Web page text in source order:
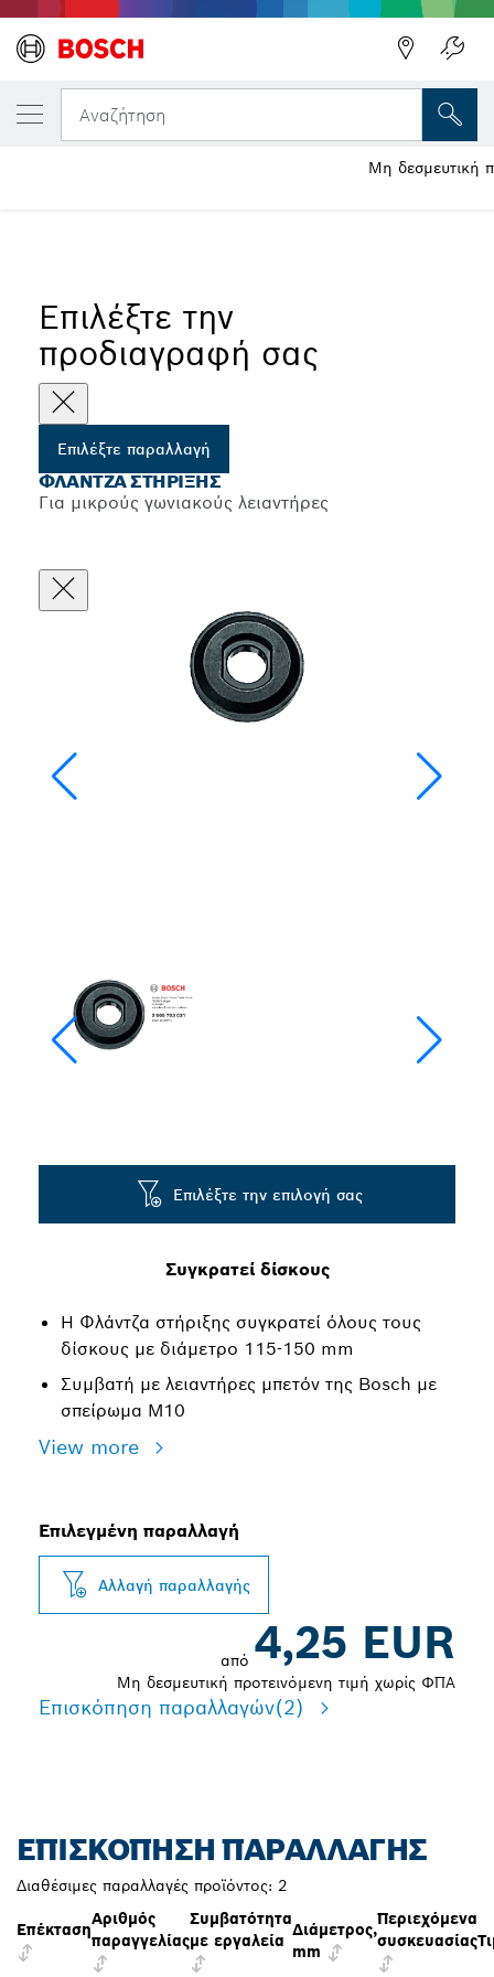
Αναζήτηση
Φλάντζες ασφάλισης για δίσκους 115-150 mm με σπείρωμα
Επιλέξτε την
προδιαγραφή σας
Επιλέξτε παραλλαγή
ΦΛΆΝΤΖΑ ΣΤΉΡΙΞΗΣ
Για μικρούς γωνιακούς λειαντήρες
Συγκρατεί δίσκους
Η Φλάντζα στήριξης συγκρατεί όλους τους
δίσκους με διάμετρο 115-150 mm
Συμβατή με λειαντήρες μπετόν της Bosch με
σπείρωμα M10
View more
Επιλέξτε την επιλογή σας
Επιλεγμένη παραλλαγή
Αλλαγή παραλλαγής
από 4,25 EUR
Μη δεσμευτική προτεινόμενη τιμή χωρίς ΦΠΑ
Επισκόπηση παραλλαγών(2)
Η ΕΠΙΛΕΓΜΈΝΗ ΠΑΡΑΛΛΑΓΉ ΣΑΣ
Φλάντζα στήριξης
Μη δεσμευτική
ΕΠΙΣΚΌΠΗΣΗ ΠΑΡΑΛΛΑΓΉΣ
Διαθέσιμες παραλλαγές προϊόντος: 2
Επέκταση
Αριθμός
παραγγελίας
Συμβατότητα
με εργαλεία
Διάμετρος,
mm
Περιεχόμενα
συσκευασίας